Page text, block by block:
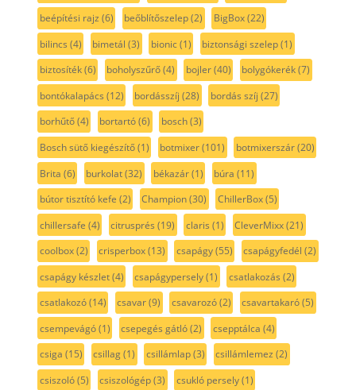
beépítési rajz (6) beőblítőszelep(2) BigBox(22)
bilincs (4) bimetál (3) bionic(1) biztonsági szelep(1)
biztosíték(6) boholyszűrő(4) bojler(40) bolygókerék(7)
bontókalapács (12) bordásszíj (28) bordás szíj (27)
borhűtő(4) bortartó(6) bosch(3)
Bosch sütő kiegészítő(1) botmixer(101) botmixerszár(20)
Brita (6) burkolat(32) békazár(1) búra (11)
bútor tisztító kefe (2) Champion(30) ChillerBox(5)
chillersafe (4) citrusprés (19) claris (1) CleverMixx(21)
coolbox(2) crisperbox(13) csapágy(55) csapágyfedél (2)
csapágy készlet(4) csapágypersely(1) csatlakozás (2)
csatlakozó(14) csavar(9) csavarozó(2) csavartakaró(5)
csempevágó(1) csepegés gátló(2) csepptálca (4)
csiga (15) csillag(1) csillámlap(3) csillámlemez (2)
csiszoló(5) csiszológép(3) csukló persely(1)